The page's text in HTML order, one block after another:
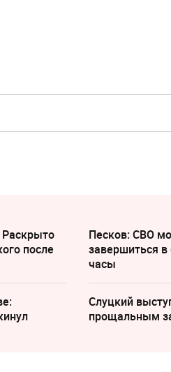
Раскрыто
после
Песков: СВО
завершиться
часы
Слуцкий
прощальным